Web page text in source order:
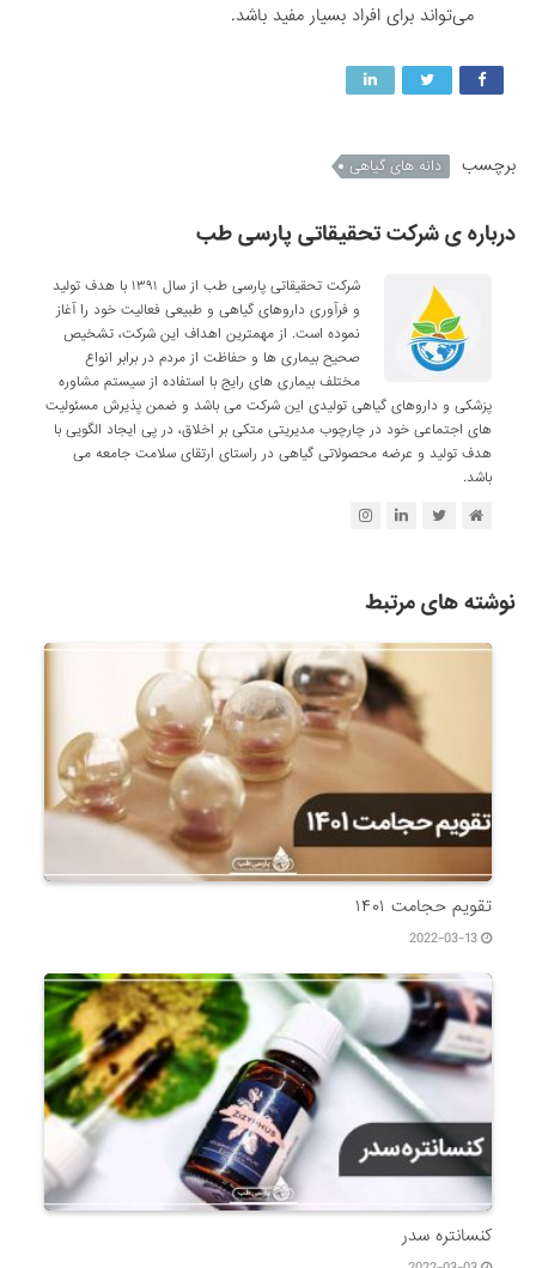
می‌تواند برای افراد بسیار مفید ‏باشد‎.
برچسب دانه های گیاهی
درباره ی شرکت تحقیقاتی پارسی طب
شرکت تحقیقاتی پارسی طب از سال ۱۳۹۱ با هدف تولید
و فرآوری داروهای گیاهی و طبیعی فعالیت خود را آغاز
نموده است. از مهمترین اهداف این شرکت، تشخیص
صحیح بیماری ها و حفاظت از مردم در برابر انواع
مختلف بیماری های رایج با استفاده از سیستم مشاوره
پزشکی و داروهای گیاهی تولیدی این شرکت می باشد و ضمن پذیرش مسئولیت
های اجتماعی خود در چارچوب مدیریتی متکی بر اخلاق، در پی ایجاد الگویی با
هدف تولید و عرضه محصولاتی گیاهی در راستای ارتقای سلامت جامعه می
باشد.
نوشته های مرتبط
تقویم حجامت ۱۴۰۱
2022-03-13
کنسانتره سدر